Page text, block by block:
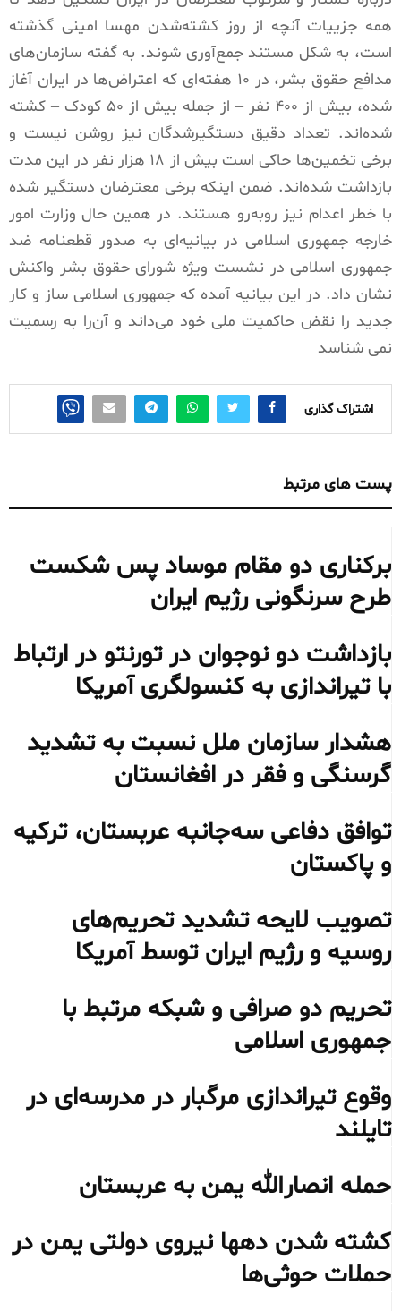
همه جزییات آنچه از روز کشته‌شدن مهسا امینی گذشته
است، به شکل مستند جمع‌آوری شوند. به گفته سازمان‌های
مدافع حقوق بشر، در ۱۰ هفته‌ای که اعتراض‌ها در ایران آغاز
شده، بیش از ۴۰۰ نفر – از جمله بیش از ۵۰ کودک – کشته‌
شده‌اند. تعداد دقیق دستگیرشدگان نیز روشن نیست و
برخی تخمین‌ها حاکی است بیش از ۱۸ هزار نفر در این مدت
بازداشت شده‌اند. ضمن اینکه برخی معترضان دستگیر شده
با خطر اعدام نیز روبه‌رو هستند. در همین حال وزارت امور
خارجه جمهوری اسلامی در بیانیه‌ای به صدور قطعنامه ضد
جمهوری اسلامی در نشست ویژه شورای حقوق بشر واکنش
نشان داد. در این بیانیه آمده که جمهوری اسلامی ساز و کار
جدید را نقض حاکمیت ملی خود می‌داند و آن‌را به رسمیت
نمی شناسد
اشتراک گذاری
پست های مرتبط
برکناری دو مقام موساد پس شکست
طرح سرنگونی رژیم ایران
بازداشت دو نوجوان در تورنتو در ارتباط
با تیراندازی به کنسولگری آمریکا
هشدار سازمان ملل نسبت به تشدید
گرسنگی و فقر در افغانستان
توافق دفاعی سه‌جانبه عربستان، ترکیه
و پاکستان
تصویب لایحه تشدید تحریم‌های
روسیه و رژیم ایران توسط آمریکا
تحریم دو صرافی و شبکه مرتبط با
جمهوری اسلامی
وقوع تیراندازی مرگبار در مدرسه‌ای در
تایلند
حمله انصارالله یمن به عربستان
کشته شدن دهها نیروی دولتی یمن در
حملات حوثی‌ها